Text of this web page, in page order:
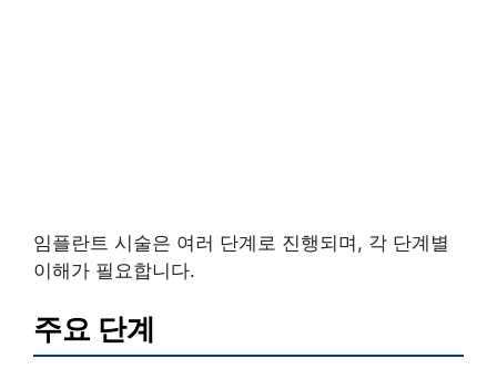
임플란트 시술은 여러 단계로 진행되며, 각 단계별
이해가 필요합니다.
주요 단계